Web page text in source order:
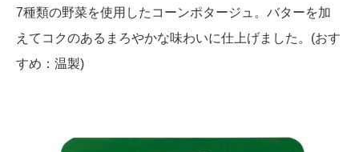
7種類の野菜を使用したコーンポタージュ。バターを加
えてコクのあるまろやかな味わいに仕上げました。(おす
すめ：温製)